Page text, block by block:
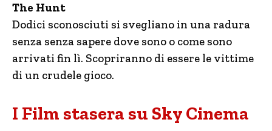
The Hunt
Dodici sconosciuti si svegliano in una radura
senza senza sapere dove sono o come sono
arrivati fin lì. Scopriranno di essere le vittime
di un crudele gioco.
I Film stasera su Sky Cinema